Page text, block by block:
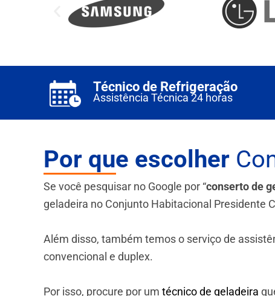
Técnico de Refrigeração
Assistência Técnica 24 horas
Por que escolher
Se você pesquisar no Google por “conserto de
geladeira no Conjunto Habitacional Presidente
Além disso, também temos o serviço de
convencional e duplex.
Por isso, procure por um técnico de geladeira